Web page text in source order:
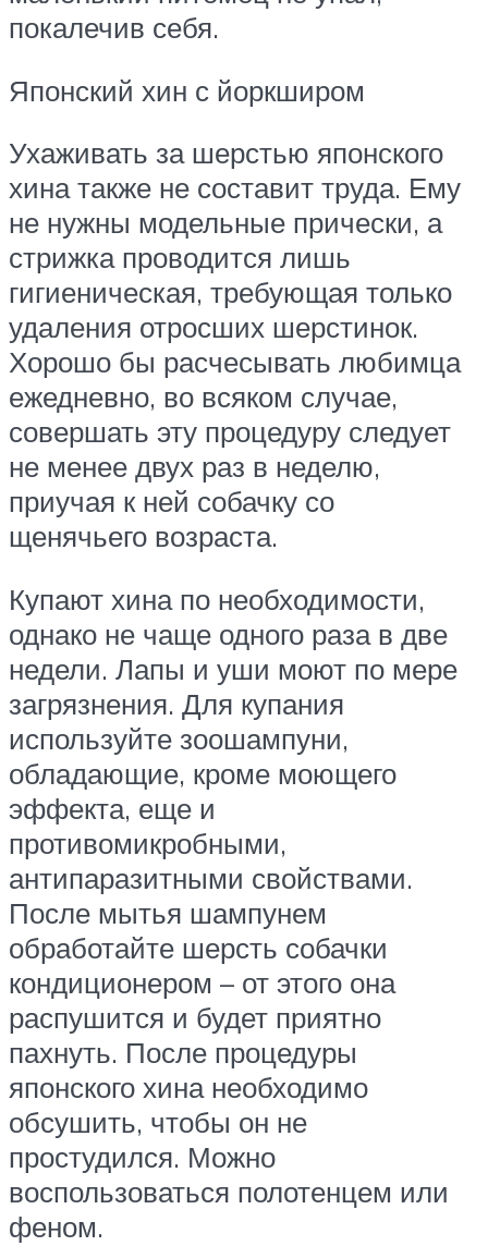
покалечив себя.
Японский хин с йоркширом
Ухаживать за шерстью японского
хина также не составит труда. Ему
не нужны модельные прически, а
стрижка проводится лишь
гигиеническая, требующая только
удаления отросших шерстинок.
Хорошо бы расчесывать любимца
ежедневно, во всяком случае,
совершать эту процедуру следует
не менее двух раз в неделю,
приучая к ней собачку со
щенячьего возраста.
Купают хина по необходимости,
однако не чаще одного раза в две
недели. Лапы и уши моют по мере
загрязнения. Для купания
используйте зоошампуни,
обладающие, кроме моющего
эффекта, еще и
противомикробными,
антипаразитными свойствами.
После мытья шампунем
обработайте шерсть собачки
кондиционером – от этого она
распушится и будет приятно
пахнуть. После процедуры
японского хина необходимо
обсушить, чтобы он не
простудился. Можно
воспользоваться полотенцем или
феном.